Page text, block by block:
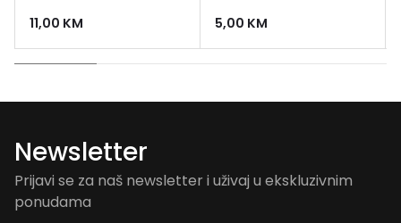
11,00 KM
5,00 KM
Newsletter
Prijavi se za naš newsletter i uživaj u ekskluzivnim
ponudama